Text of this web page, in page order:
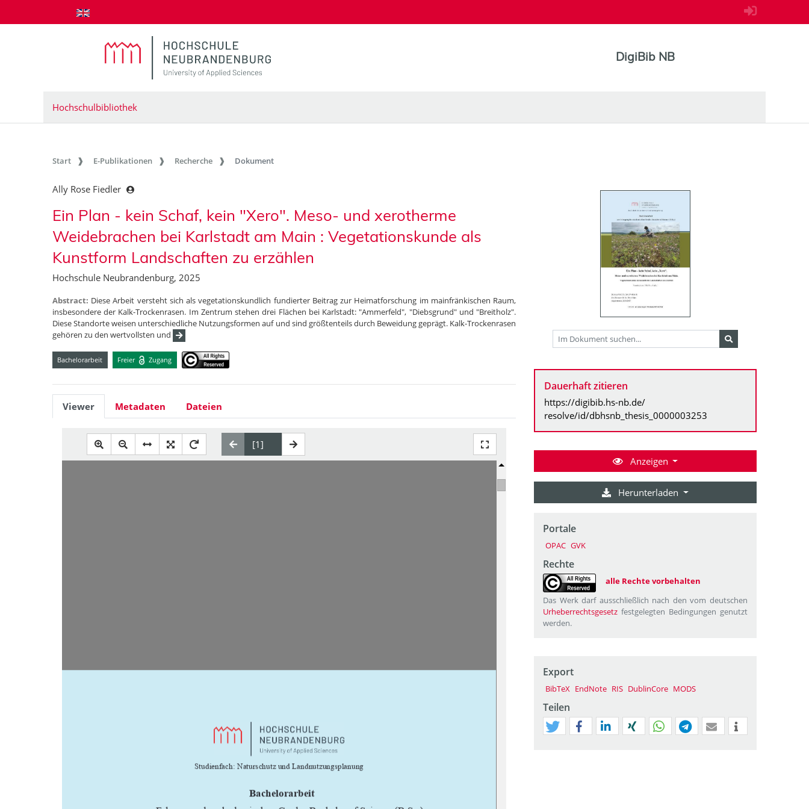
zum Inhalt springen
DigiBib NB
Hochschulbibliothek
Start E-Publikationen Recherche Dokument
Ally Rose Fiedler
Ein Plan - kein Schaf, kein "Xero". Meso- und xerotherme
Weidebrachen bei Karlstadt am Main : Vegetationskunde als
Kunstform Landschaften zu erzählen
Hochschule Neubrandenburg, 2025
Abstract: Diese Arbeit versteht sich als vegetationskundlich fundierter Beitrag zur Heimatforschung im mainfränkischen Raum,
insbesondere der Kalk-Trockenrasen. Im Zentrum stehen drei Flächen bei Karlstadt: "Ammerfeld", "Diebsgrund" und "Breitholz".
Diese Standorte weisen unterschiedliche Nutzungsformen auf und sind größtenteils durch Beweidung geprägt. Kalk-Trockenrasen
gehören zu den wertvollsten und
Bachelorarbeit Freier Zugang
Viewer Metadaten Dateien




Dauerhaft zitieren
https://digibib.hs-nb.de/
resolve/id/dbhsnb_thesis_0000003253
Anzeigen
Herunterladen
Portale
OPAC GVK
Rechte
alle Rechte vorbehalten
Das Werk darf ausschließlich nach den vom deutschen
Urheberrechtsgesetz festgelegten Bedingungen genutzt
werden.
Export
BibTeX EndNote RIS DublinCore MODS
Teilen